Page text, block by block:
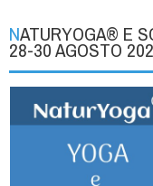
NATURYOGA® E SCIAMANESIMO IN MONTAGNA |
28-30 AGOSTO